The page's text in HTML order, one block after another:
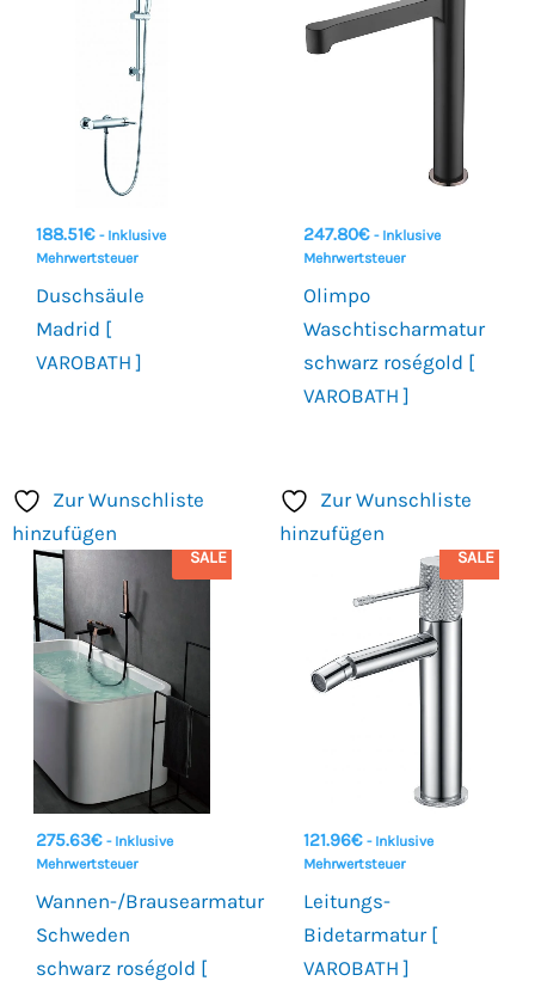
188.51€ - Inklusive
Mehrwertsteuer
Duschsäule
Madrid [
VAROBATH ]
247.80€ - Inklusive
Mehrwertsteuer
Olimpo
Waschtischarmatur
schwarz roségold [
VAROBATH ]
Zur Wunschliste
hinzufügen
SALE
275.63€ - Inklusive
Mehrwertsteuer
Wannen-/Brausearmatur
Schweden
schwarz roségold [
Zur Wunschliste
hinzufügen
SALE
121.96€ - Inklusive
Mehrwertsteuer
Leitungs-
Bidetarmatur [
VAROBATH ]